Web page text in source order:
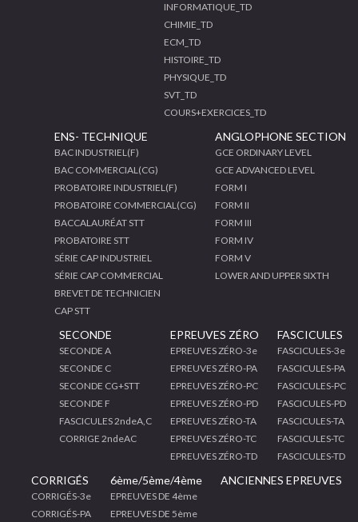
INFORMATIQUE_TD
CHIMIE_TD
ECM_TD
HISTOIRE_TD
PHYSIQUE_TD
SVT_TD
COURS+EXERCICES_TD
ENS- TECHNIQUE
BAC INDUSTRIEL(F)
BAC COMMERCIAL(CG)
PROBATOIRE INDUSTRIEL(F)
PROBATOIRE COMMERCIAL(CG)
BACCALAURÉAT STT
PROBATOIRE STT
SÉRIE CAP INDUSTRIEL
SÉRIE CAP COMMERCIAL
BREVET DE TECHNICIEN
CAP STT
ANGLOPHONE SECTION
GCE ORDINARY LEVEL
GCE ADVANCED LEVEL
FORM I
FORM II
FORM III
FORM IV
FORM V
LOWER AND UPPER SIXTH
SECONDE
SECONDE A
SECONDE C
SECONDE CG+STT
SECONDE F
FASCICULES 2ndeA,C
CORRIGE 2ndeAC
EPREUVES ZÉRO
EPREUVES ZÉRO-3e
EPREUVES ZÉRO-PA
EPREUVES ZÉRO-PC
EPREUVES ZÉRO-PD
EPREUVES ZÉRO-TA
EPREUVES ZÉRO-TC
EPREUVES ZÉRO-TD
FASCICULES
FASCICULES-3e
FASCICULES-PA
FASCICULES-PC
FASCICULES-PD
FASCICULES-TA
FASCICULES-TC
FASCICULES-TD
CORRIGÉS
CORRIGÉS-3e
CORRIGÉS-PA
6ème/5ème/4ème
EPREUVES DE 4ème
EPREUVES DE 5ème
ANCIENNES EPREUVES